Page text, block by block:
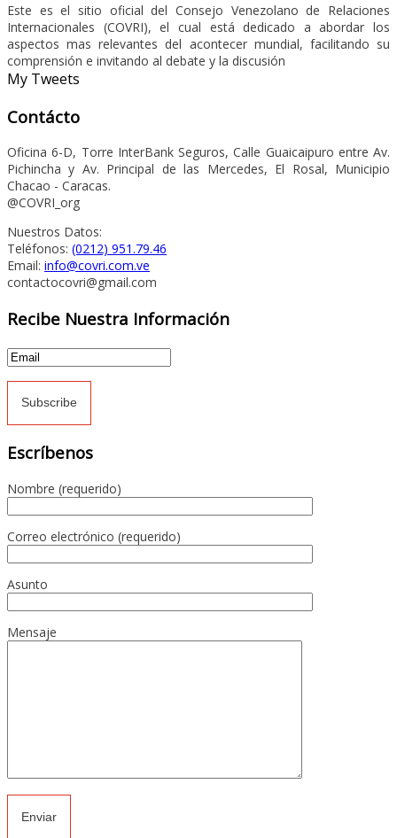
Este es el sitio oficial del Consejo Venezolano de Relaciones
Internacionales (COVRI), el cual está dedicado a abordar los
aspectos mas relevantes del acontecer mundial, facilitando su
comprensión e invitando al debate y la discusión
My Tweets
Contácto
Oficina 6-D, Torre InterBank Seguros, Calle Guaicaipuro entre Av.
Pichincha y Av. Principal de las Mercedes, El Rosal, Municipio
Chacao - Caracas.
@COVRI_org
Nuestros Datos:
Teléfonos: (0212) 951.79.46
Email: info@covri.com.ve
contactocovri@gmail.com
Recibe Nuestra Información
Escríbenos
Nombre (requerido)
Correo electrónico (requerido)
Asunto
Mensaje